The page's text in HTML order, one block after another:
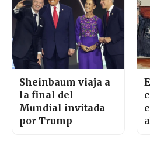
Sheinbaum viaja a
la final del
Mundial invitada
por Trump